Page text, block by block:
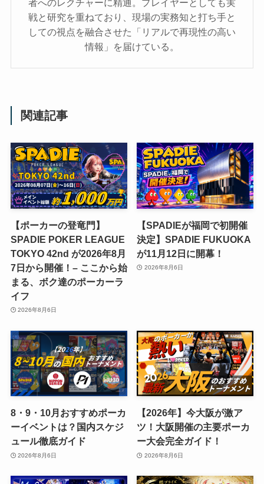
者へのレクチャーに精通。プレイヤーとしても実
戦と研究を重ねており、現場の実務知と打ち手と
しての視点を融合させた「リアルで再現性の高い
情報」を届けている。
関連記事
【ポーカーの登竜門】
SPADIE POKER LEAGUE
TOKYO 42nd が2026年8月
7日から開催！– ここから始
まる、ボク達のポーカーラ
イフ
2026年8月6日
【SPADIEが福岡で初開催
決定】SPADIE FUKUOKA
が11月12日に開幕！
2026年8月6日
8・9・10月おすすめポーカ
ーイベントは？国内スケジ
ュール徹底ガイド
2026年8月6日
【2026年】今大阪が激ア
ツ！大阪開催の主要ポーカ
ー大会完全ガイド！
2026年8月6日